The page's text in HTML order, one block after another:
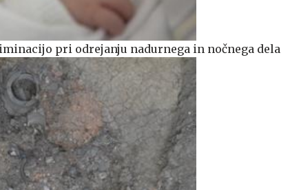
pri odrejanju nadurnega in nočnega dela